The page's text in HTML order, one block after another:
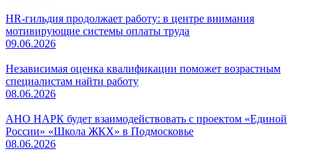
HR-гильдия продолжает работу: в центре внимания
мотивирующие системы оплаты труда
09.06.2026
Независимая оценка квалификации поможет возрастным
специалистам найти работу
08.06.2026
АНО НАРК будет взаимодействовать с проектом «Единой
России» «Школа ЖКХ» в Подмосковье
08.06.2026